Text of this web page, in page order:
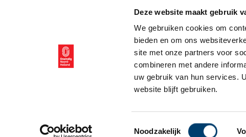
Deze website maakt gebruik
We gebruiken cookies om
bieden en om ons
site met onze partners voor
combineren met andere
uw gebruik van hun services.
website blijft gebruiken.
Toestemmingsselectie
Noodzakelijk
KALENDER
THEMA’S
ACTIVITEITEN
VIDEO’S